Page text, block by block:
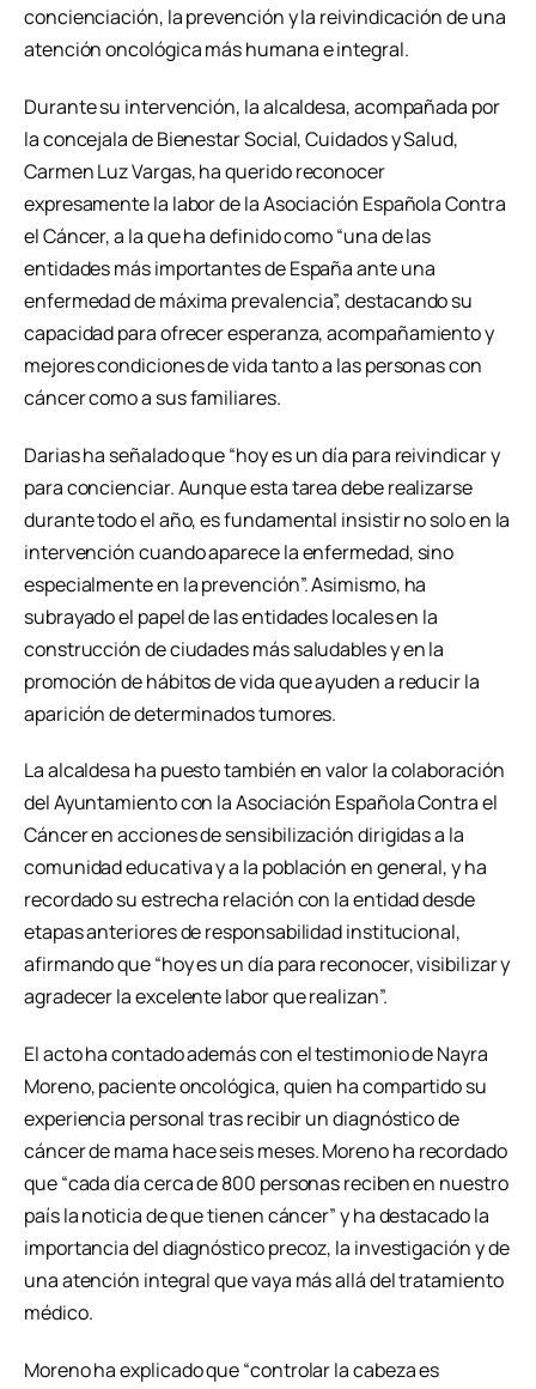
concienciación, la prevención y la reivindicación de una
atención oncológica más humana e integral.
Durante su intervención, la alcaldesa, acompañada por
la concejala de Bienestar Social, Cuidados y Salud,
Carmen Luz Vargas, ha querido reconocer
expresamente la labor de la Asociación Española Contra
el Cáncer, a la que ha definido como “una de las
entidades más importantes de España ante una
enfermedad de máxima prevalencia”, destacando su
capacidad para ofrecer esperanza, acompañamiento y
mejores condiciones de vida tanto a las personas con
cáncer como a sus familiares.
Darias ha señalado que “hoy es un día para reivindicar y
para concienciar. Aunque esta tarea debe realizarse
durante todo el año, es fundamental insistir no solo en la
intervención cuando aparece la enfermedad, sino
especialmente en la prevención”. Asimismo, ha
subrayado el papel de las entidades locales en la
construcción de ciudades más saludables y en la
promoción de hábitos de vida que ayuden a reducir la
aparición de determinados tumores.
La alcaldesa ha puesto también en valor la colaboración
del Ayuntamiento con la Asociación Española Contra el
Cáncer en acciones de sensibilización dirigidas a la
comunidad educativa y a la población en general, y ha
recordado su estrecha relación con la entidad desde
etapas anteriores de responsabilidad institucional,
afirmando que “hoy es un día para reconocer, visibilizar y
agradecer la excelente labor que realizan”.
El acto ha contado además con el testimonio de Nayra
Moreno, paciente oncológica, quien ha compartido su
experiencia personal tras recibir un diagnóstico de
cáncer de mama hace seis meses. Moreno ha recordado
que “cada día cerca de 800 personas reciben en nuestro
país la noticia de que tienen cáncer” y ha destacado la
importancia del diagnóstico precoz, la investigación y de
una atención integral que vaya más allá del tratamiento
médico.
Moreno ha explicado que “controlar la cabeza es